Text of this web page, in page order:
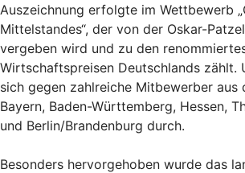
Auszeichnung erfolgte im Wettbewerb
Mittelstandes“, der von der Oskar-
vergeben wird und zu den
Wirtschaftspreisen Deutschlands zählt.
sich gegen zahlreiche Mitbewerber aus
Bayern, Baden-Württemberg, Hessen,
und Berlin/Brandenburg durch.
Besonders hervorgehoben wurde das